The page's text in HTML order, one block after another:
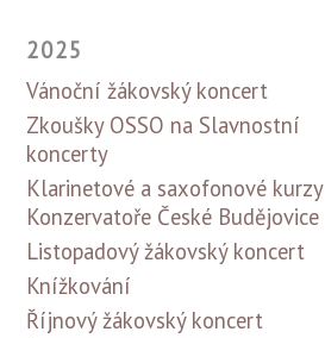
2025
Vánoční žákovský koncert
Zkoušky OSSO na Slavnostní
koncerty
Klarinetové a saxofonové kurzy
Konzervatoře České Budějovice
Listopadový žákovský koncert
Knížkování
Říjnový žákovský koncert